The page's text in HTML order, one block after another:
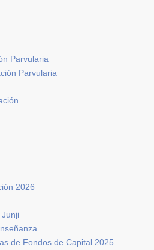
Parvularia
Parvularia
2026
de Fondos de Capital 2025